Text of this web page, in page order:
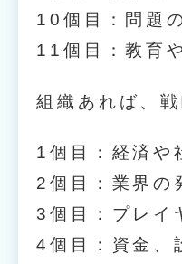
10個目：問題
11個目：教育
組織あれば、
1個目：経済や
2個目：業界の
3個目：プレイ
4個目：資金、